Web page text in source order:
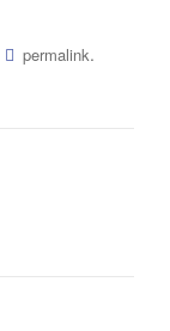
permalink.